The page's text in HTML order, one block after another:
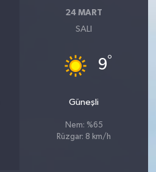
24 MART
SALI
9°
Güneşli
Nem: %65
Rüzgar: 8 km/h